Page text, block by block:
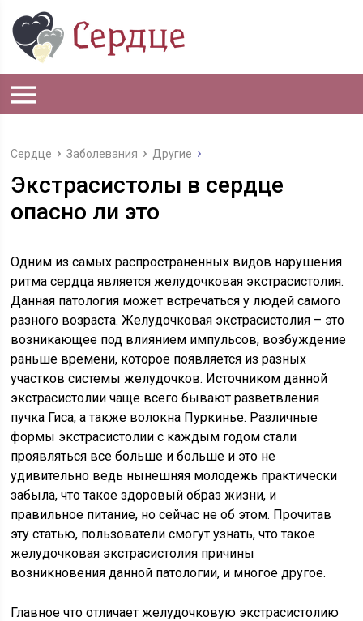
Сердце Заболевания Другие
Экстрасистолы в сердце
опасно ли это
Одним из самых распространенных видов нарушения
ритма сердца является желудочковая экстрасистолия.
Данная патология может встречаться у людей самого
разного возраста. Желудочковая экстрасистолия – это
возникающее под влиянием импульсов, возбуждение
раньше времени, которое появляется из разных
участков системы желудочков. Источником данной
экстрасистолии чаще всего бывают разветвления
пучка Гиса, а также волокна Пуркинье. Различные
формы экстрасистолии с каждым годом стали
проявляться все больше и больше и это не
удивительно ведь нынешняя молодежь практически
забыла, что такое здоровый образ жизни, и
правильное питание, но сейчас не об этом. Прочитав
эту статью, пользователи смогут узнать, что такое
желудочковая экстрасистолия причины
возникновения данной патологии, и многое другое.
Главное что отличает желудочковую экстрасистолию